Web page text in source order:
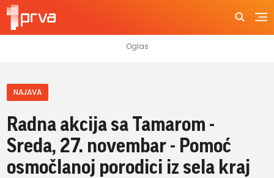
NAJAVA
Radna akcija sa Tamarom -
Sreda, 27. novembar - Pomoć
osmočlanoj porodici iz sela kraj